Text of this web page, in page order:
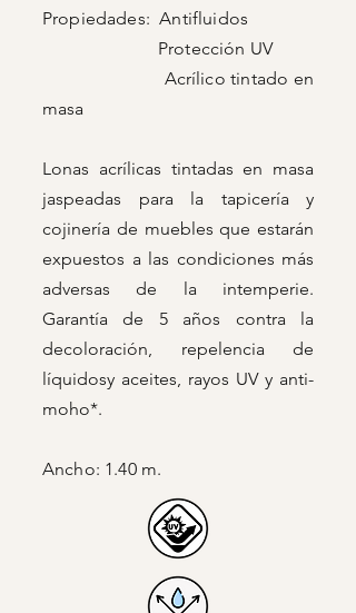
Propiedades: Antifluidos
Protección UV
Acrílico tintado en
masa
Lonas acrílicas tintadas en masa
jaspeadas para la tapicería y
cojinería de muebles que estarán
expuestos a las condiciones más
adversas de la intemperie.
Garantía de 5 años contra la
decoloración, repelencia de
líquidosy aceites, rayos UV y anti-
moho*.
Ancho: 1.40 m.